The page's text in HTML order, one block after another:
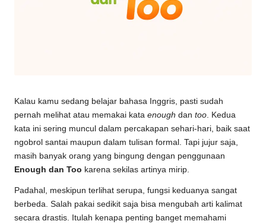
Kalau kamu sedang belajar bahasa Inggris, pasti sudah
pernah melihat atau memakai kata enough dan too . Kedua
kata ini sering muncul dalam percakapan sehari-hari, baik saat
ngobrol santai maupun dalam tulisan formal. Tapi jujur saja,
masih banyak orang yang bingung dengan penggunaan
Enough dan Too karena sekilas artinya mirip.
Padahal, meskipun terlihat serupa, fungsi keduanya sangat
berbeda. Salah pakai sedikit saja bisa mengubah arti kalimat
secara drastis. Itulah kenapa penting banget memahami